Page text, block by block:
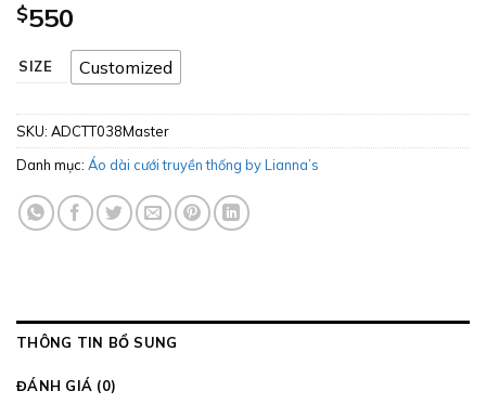
$550
SIZE Customized
SKU: ADCTT038Master
Danh mục: Áo dài cưới truyền thống by Lianna’s
THÔNG TIN BỔ SUNG
ĐÁNH GIÁ (0)